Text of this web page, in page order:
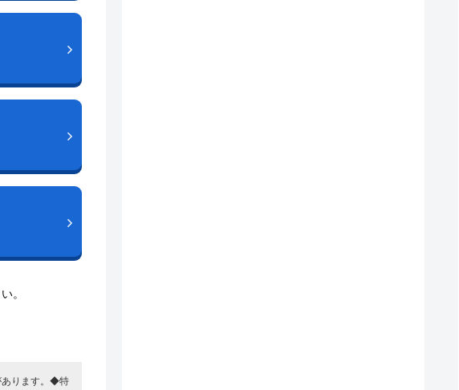
。
あります。◆特